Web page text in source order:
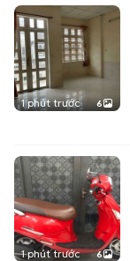
1 phút trước 6
1 phút trước 6